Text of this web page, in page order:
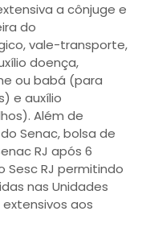
a cônjuge e
do
vale-transporte,
doença,
ou babá (para
e auxílio
Além de
Senac, bolsa de
RJ após 6
RJ permitindo
nas Unidades
aos